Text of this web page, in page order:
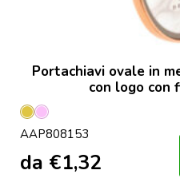
Portachiavi ovale in
con logo con
OroRosa
AAP808153
da €1,32